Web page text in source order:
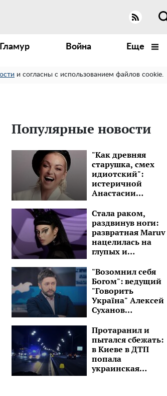
Гламур Война Еще
и согласны с использованием файлов cookie.
Популярные новости
"Как древняя
старушка, смех
идиотский":
истеричной
Анастасии
советуют
подлечить голову
Стала раком,
раздвинув ноги:
развратная Maruv
нацелилась на
глупых и
малолеток
"Возомнил себя
Богом": ведущий
"Говорить
Україна" Алексей
Суханов
пастыря
Протаранил и
пытался сбежать:
в Киеве в ДТП
попала
украинская